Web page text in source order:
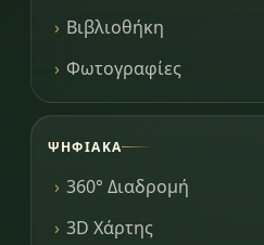
Βιβλιοθήκη
Φωτογραφίες
ΨΗΦΙΑΚΆ
360° Διαδρομή
3D Χάρτης